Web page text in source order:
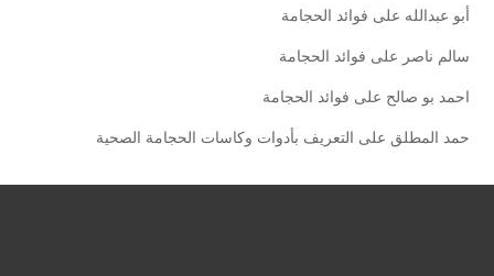
أبو عبدالله على فوائد الحجامة
سالم ناصر على فوائد الحجامة
احمد بو صالح على فوائد الحجامة
حمد المطلق على التعريف بأدوات وكاسات الحجامة الصحية